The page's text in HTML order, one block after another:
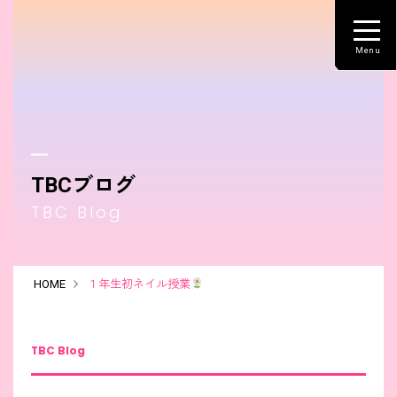
TBCブログ
TBC Blog
HOME １年生初ネイル授業
TBC Blog